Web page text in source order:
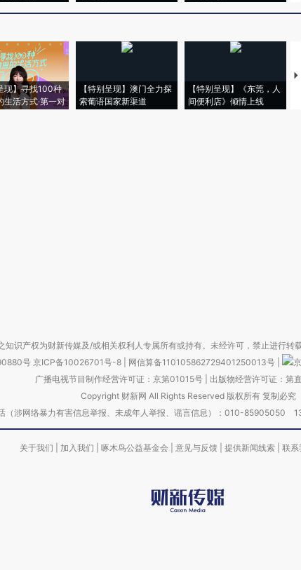
现】寻找100种
生活方式·第一对
【特别呈现】澳门全力探
索葡语国家新渠道
【特别呈现】《东莞，人
间便利店》倾情上线
知识产权为财新传媒及/或相关权利人专属所有或持有。未经许可，禁止进行转
号 京ICP备10026701号-8 网信算备110105862729401250013号
广播电视节目制作经营许可证：京第01015号| 出版物经营许可证：第
Copyright 财新网 All Rights Reserved 版权所有 复制必究
（涉网络暴力有害信息举报、未成年人举报、谣言信息）：010-85905050
关于我们 加入我们 啄木鸟公益基金会 意见与反馈 提供新闻线索 联系